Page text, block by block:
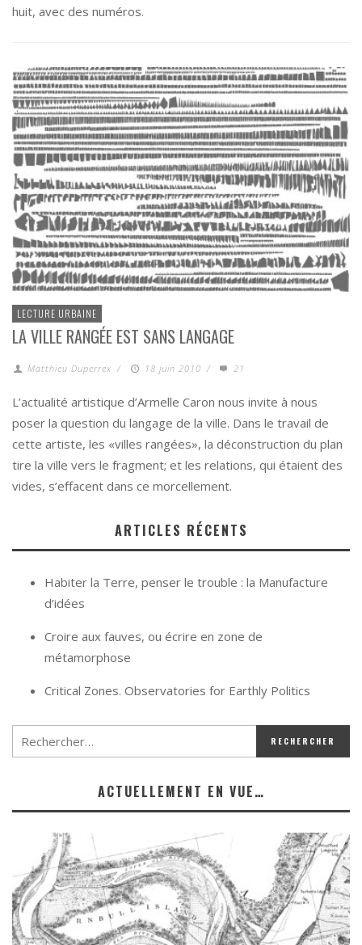
huit, avec des numéros.
LECTURE URBAINE
LA VILLE RANGÉE EST SANS LANGAGE
Matthieu Duperrex / 18 juin 2010 / 21
L’actualité artistique d’Armelle Caron nous invite à nous
poser la question du langage de la ville. Dans le travail de
cette artiste, les «villes rangées», la déconstruction du plan
tire la ville vers le fragment; et les relations, qui étaient des
vides, s’effacent dans ce morcellement.
ARTICLES RÉCENTS
Habiter la Terre, penser le trouble : la Manufacture
d’idées
Croire aux fauves, ou écrire en zone de
métamorphose
Critical Zones. Observatories for Earthly Politics
ACTUELLEMENT EN VUE…